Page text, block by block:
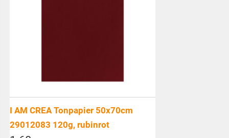
I AM CREA Tonpapier 50x70cm
29012083 120g, rubinrot